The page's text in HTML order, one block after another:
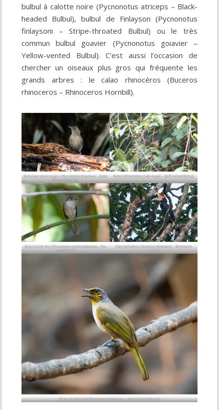
bulbul à calotte noire (Pycnonotus atriceps – Black-
headed Bulbul), bulbul de Finlayson (Pycnonotus
finlaysoni – Stripe-throated Bulbul) ou le très
commun bulbul goavier (Pycnonotus goiavier –
Yellow-vented Bulbul). C’est aussi l’occasion de
chercher un oiseaux plus gros qui fréquente les
grands arbres : le calao rhinocéros (Buceros
rhinoceros – Rhinoceros Hornbill).
Bulbul aux yeux rouges (Pycnonotus brunneus– Asian
Red-eyed Bulbul)
Bulbul d’Oberholser (Iole crypta– Buff-vented Bulbul)
Bulbul œil-de-feu (Pycnonotus erythropthalmos– Fire-
eyed Bulbul)
Calao rhinocéros (Buceros rhinoceros– Rhinoceros
Hornbill)
Bulbul de Finlayson (Pycnonotus finlaysoni –Stripe-throated Bulbul)